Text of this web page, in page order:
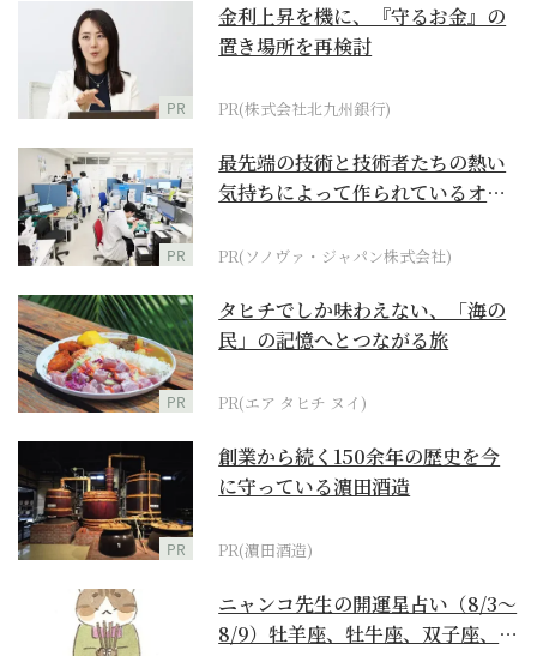
PR
金利上昇を機に、『守るお金』の
置き場所を再検討
PR(株式会社北九州銀行)
PR
最先端の技術と技術者たちの熱い
気持ちによって作られているオー
PR(ソノヴァ・ジャパン株式会社)
PR
タヒチでしか味わえない、「海の
民」の記憶へとつながる旅
PR(エア タヒチ ヌイ)
PR
創業から続く150余年の歴史を今
に守っている濵田酒造
PR(濵田酒造)
ニャンコ先生の開運星占い（8/3～
8/9）牡羊座、牡牛座、双子座、蟹